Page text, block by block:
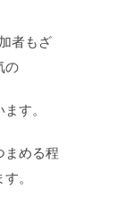
者もざ
の
す。
まめる程
。